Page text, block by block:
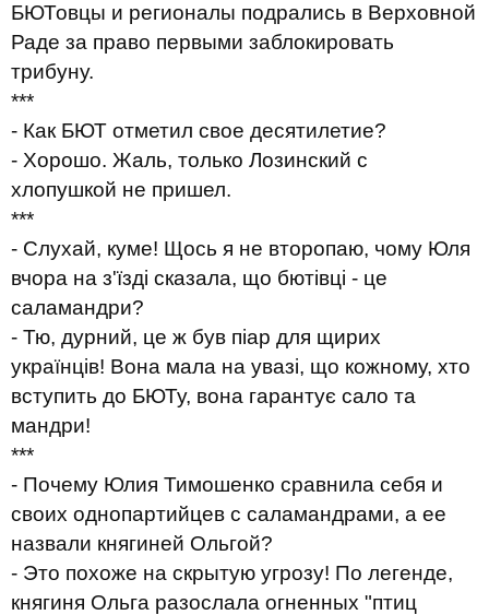
БЮТовцы и регионалы подрались в Верховной
Раде за право первыми заблокировать
трибуну.
***
- Как БЮТ отметил свое десятилетие?
- Хорошо. Жаль, только Лозинский с
хлопушкой не пришел.
***
- Слухай, куме! Щось я не второпаю, чому Юля
вчора на з'їзді сказала, що бютівці - це
саламандри?
- Тю, дурний, це ж був піар для щирих
українців! Вона мала на увазі, що кожному, хто
вступить до БЮТу, вона гарантує сало та
мандри!
***
- Почему Юлия Тимошенко сравнила себя и
своих однопартийцев с саламандрами, а ее
назвали княгиней Ольгой?
- Это похоже на скрытую угрозу! По легенде,
княгиня Ольга разослала огненных "птиц